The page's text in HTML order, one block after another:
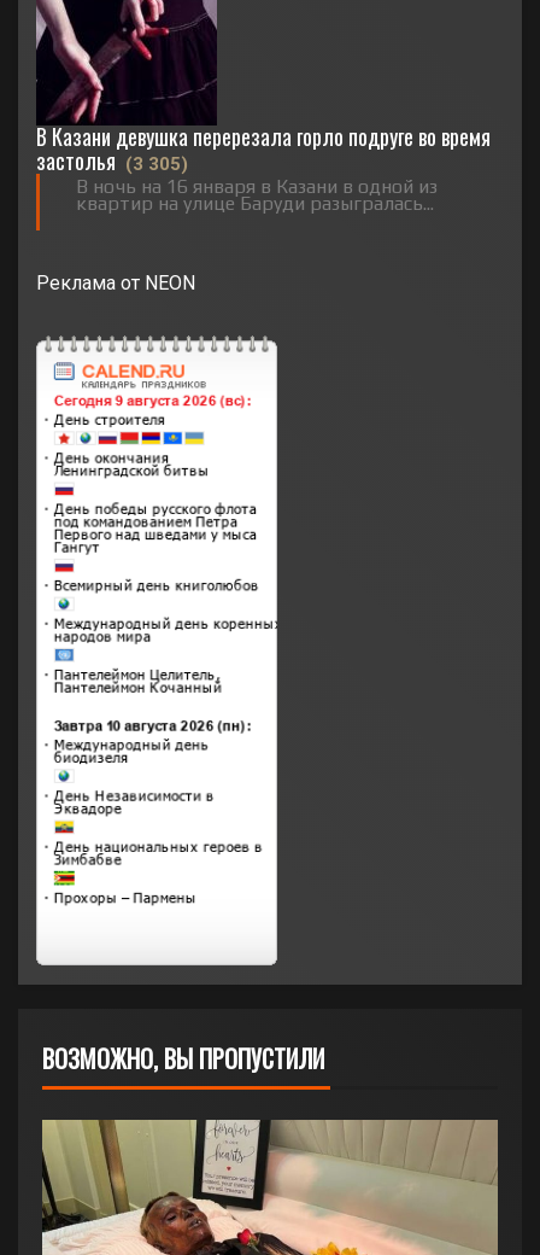
В Казани девушка перерезала горло подруге во время
застолья (3 305)
В ночь на 16 января в Казани в одной из
квартир на улице Баруди разыгралась...
Реклама от NEON
ВОЗМОЖНО, ВЫ ПРОПУСТИЛИ